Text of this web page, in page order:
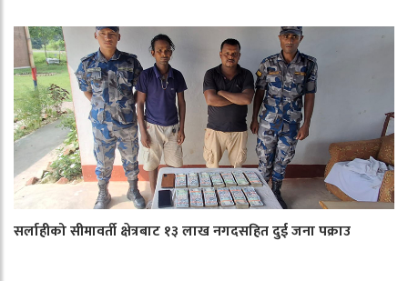
सर्लाहीको सीमावर्ती क्षेत्रबाट १३ लाख नगदसहित दुई जना पक्राउ